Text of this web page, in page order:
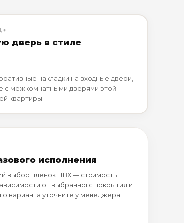
дверь в стиле
накладки на входные двери,
с межкомнатными дверями этой
квартиры.
исполнения
выбор плёнок ПВХ — стоимость
от выбранного покрытия и
варианта уточните у менеджера.